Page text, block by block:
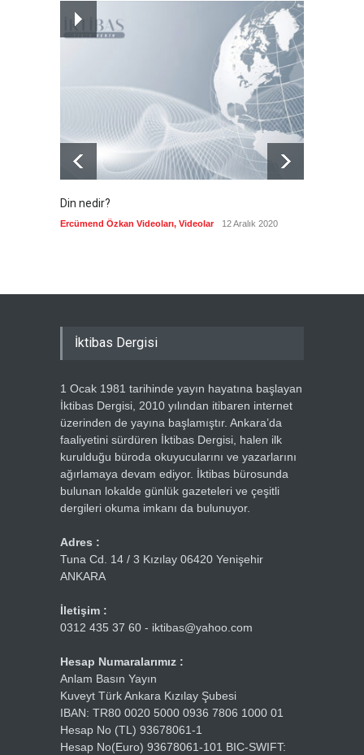
Pezeşkiyan: Neden sürekli
'savaşalım' demek
zorundayız?
Güncel 8 Ağustos 2026
Din nedir?
Ercümend Özkan Videoları, Videolar 12 Aralık 2020
İktibas Dergisi
1 Ocak 1981 tarihinde yayın hayatına başlayan
İktibas Dergisi, 2010 yılından itibaren internet
üzerinden de yayına başlamıştır. Ankara’da
faaliyetini sürdüren İktibas Dergisi, halen ilk
kurulduğu büroda okuyucularını ve yazarlarını
ağırlamaya devam ediyor. İktibas bürosunda
bulunan lokalde günlük gazeteleri ve çeşitli
dergileri okuma imkanı da bulunuyor.
Adres :
Tuna Cd. 14 / 3 Kızılay 06420 Yenişehir
ANKARA
İletişim :
0312 435 37 60 - iktibas@yahoo.com
Hesap Numaralarımız :
Anlam Basın Yayın
Kuveyt Türk Ankara Kızılay Şubesi
IBAN: TR80 0020 5000 0936 7806 1000 01
Hesap No (TL) 93678061-1
Hesap No(Euro) 93678061-101 BIC-SWIFT: